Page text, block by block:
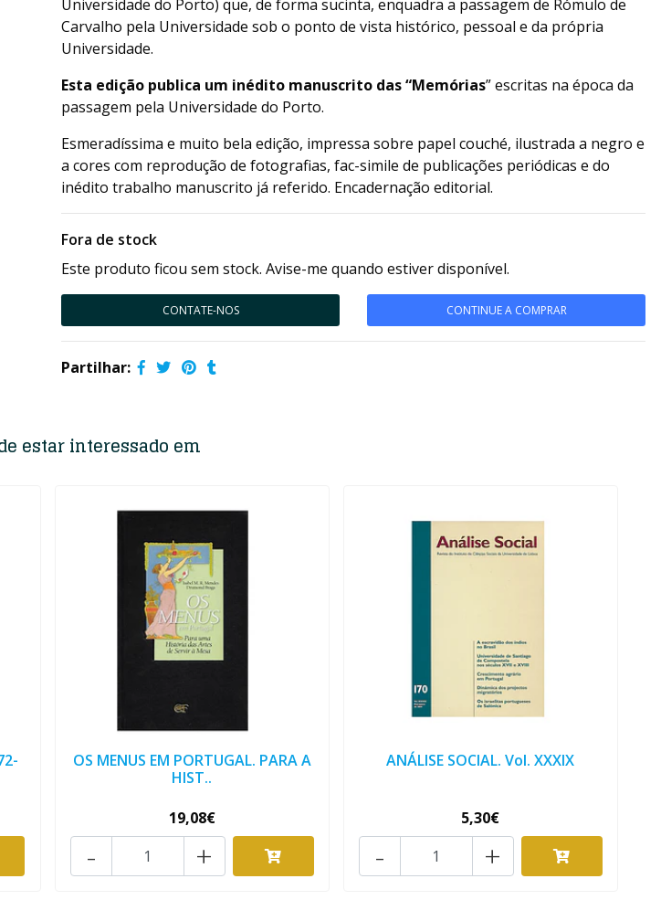
Universidade do Porto) que, de forma sucinta, enquadra a passagem de Rómulo de
Carvalho pela Universidade sob o ponto de vista histórico, pessoal e da própria
Universidade.
Esta edição publica um inédito manuscrito das “Memórias” escritas na época da
passagem pela Universidade do Porto.
Esmeradíssima e muito bela edição, impressa sobre papel couché, ilustrada a negro e
a cores com reprodução de fotografias, fac-simile de publicações periódicas e do
inédito trabalho manuscrito já referido. Encadernação editorial.
Fora de stock
Este produto ficou sem stock. Avise-me quando estiver disponível.
CONTATE-NOS CONTINUE A COMPRAR
Partilhar:
estar interessado em
OS MENUS EM PORTUGAL. PARA A
HIST..
19,08€
+
-
ANÁLISE SOCIAL. Vol. XXXIX
5,30€
+
-